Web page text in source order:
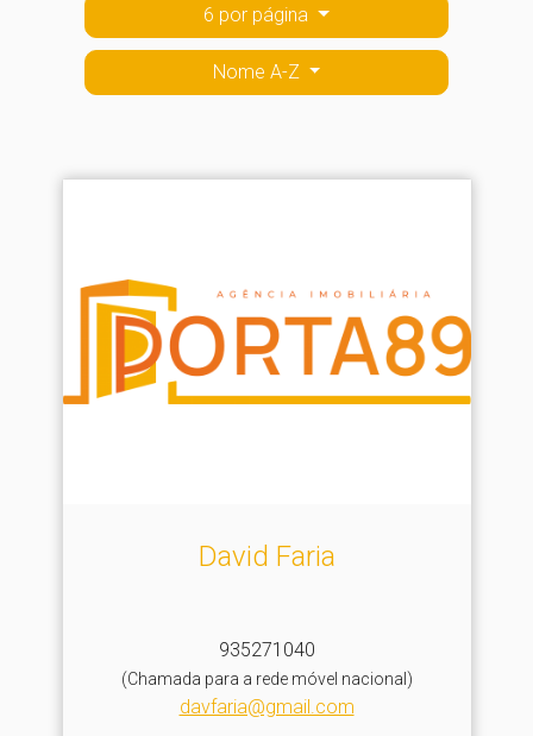
6 por página
Nome A-Z
David Faria
935271040
(Chamada para a rede móvel nacional)
davfaria@gmail.com